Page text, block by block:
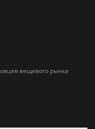
вещевого рынка